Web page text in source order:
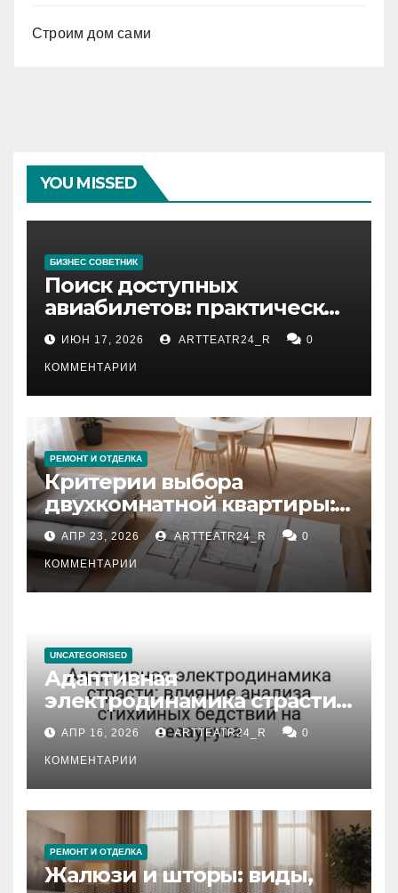
Строим дом сами
YOU MISSED
БИЗНЕС СОВЕТНИК
Поиск доступных
авиабилетов: практические
рекомендации
ИЮН 17, 2026 ARTTEATR24_R 0
КОММЕНТАРИИ
РЕМОНТ И ОТДЕЛКА
Критерии выбора
двухкомнатной квартиры:
планировка, площадь,
состояние и документация
АПР 23, 2026 ARTTEATR24_R 0
КОММЕНТАРИИ
UNCATEGORISED
Адаптивная
электродинамика страсти:
влияние анализа
стихийных бедствий на
тезауруса
АПР 16, 2026 ARTTEATR24_R 0
КОММЕНТАРИИ
РЕМОНТ И ОТДЕЛКА
Жалюзи и шторы: виды,